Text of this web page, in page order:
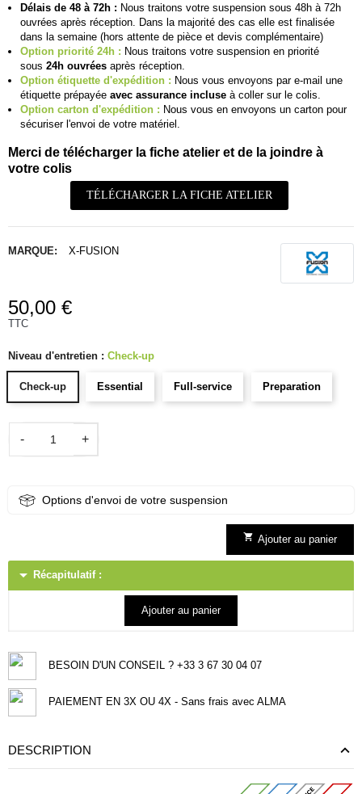
Délais de 48 à 72h : Nous traitons votre suspension sous 48h à 72h
ouvrées après réception. Dans la majorité des cas elle est finalisée
dans la semaine (hors attente de pièce et devis complémentaire)
Option priorité 24h : Nous traitons votre suspension en priorité
sous 24h ouvrées après réception.
Option étiquette d'expédition : Nous vous envoyons par e-mail une
étiquette prépayée avec assurance incluse à coller sur le colis.
Option carton d'expédition : Nous vous en envoyons un carton pour
sécuriser l'envoi de votre matériel.
Merci de télécharger la fiche atelier et de la joindre à
votre colis
TÉLÉCHARGER LA FICHE ATELIER
MARQUE: X-FUSION
50,00 €
TTC
Niveau d'entretien : Check-up
Check-up Essential Full-service Preparation
- +
Options d'envoi de votre suspension
 Ajouter au panier
arrow_drop_down Récapitulatif :
Ajouter au panier
BESOIN D'UN CONSEIL ? +33 3 67 30 04 07
PAIEMENT EN 3X OU 4X - Sans frais avec ALMA
DESCRIPTION